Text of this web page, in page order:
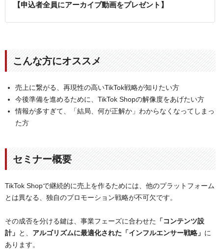
【申込者全員にアーカイブ動画をプレゼント】
こんな方にオススメ
売上に繋がる、再現性の高いTikTok戦略が知りたい方
今後準備を進めるために、TikTok Shopの解像度をあげたい方
情報が多すぎて、「結局、何が正解か」わからなくなってしまっ
た方
セミナー概要
TikTok Shopで継続的に売上を作るためには、他のプラットフォーム
とは異なる、独自のプロモーション戦略が不可欠です。
その成否を分ける鍵は、事業フェーズに合わせた 「コンテンツ設
計」 と、 アルゴリズムに最適化された「インフルエンサー戦略」 に
あります。